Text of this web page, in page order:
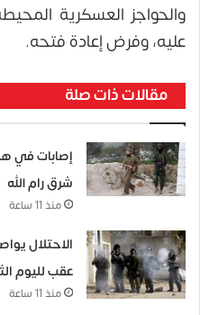
والحواجز العسكرية
عليه، وفرض إعادة فتحه.
مقالات ذات صلة
إصابات في
شرق رام الله
منذ 11 ساعة
الاحتلال
عقب لليوم
منذ 11 ساعة